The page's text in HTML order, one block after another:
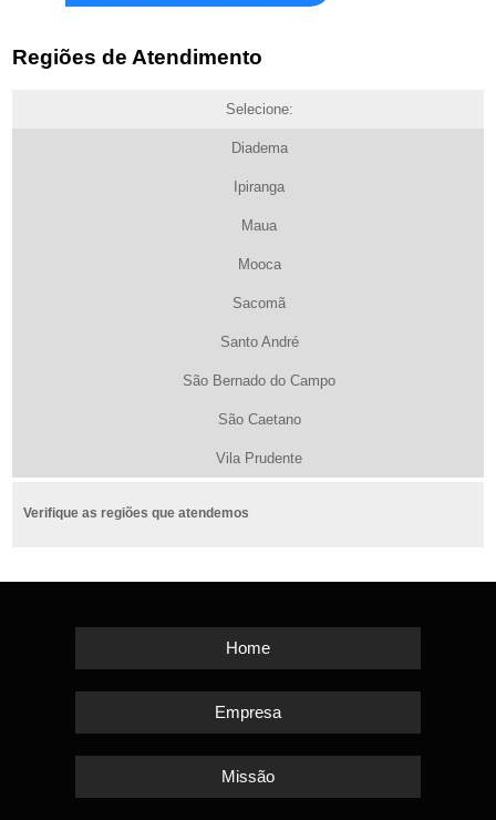
Regiões de Atendimento
Selecione:
Diadema
Ipiranga
Maua
Mooca
Sacomã
Santo André
São Bernado do Campo
São Caetano
Vila Prudente
Verifique as regiões que atendemos
Home
Empresa
Missão